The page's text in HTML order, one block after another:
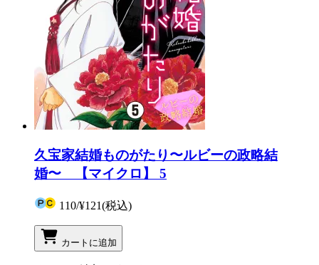
久宝家結婚ものがたり〜ルビーの政略結
婚〜 【マイクロ】 5
110/¥121(税込)
カートに追加